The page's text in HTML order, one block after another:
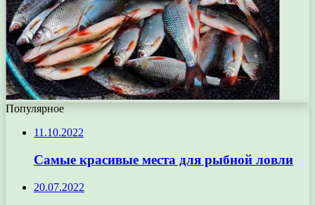
Популярное
11.10.2022
Самые красивые места для рыбной ловли
20.07.2022